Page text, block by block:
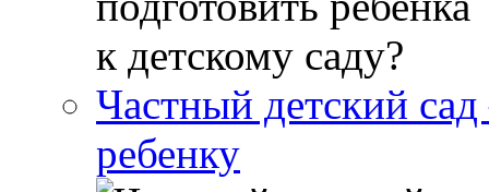
Частный детский
ребенку